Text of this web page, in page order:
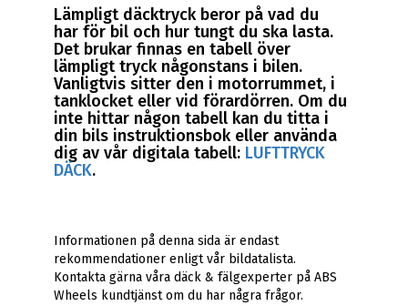
Lämpligt däcktryck beror på vad du
har för bil och hur tungt du ska lasta.
Det brukar finnas en tabell över
lämpligt tryck någonstans i bilen.
Vanligtvis sitter den i motorrummet, i
tanklocket eller vid förardörren. Om du
inte hittar någon tabell kan du titta i
din bils instruktionsbok eller använda
dig av vår digitala tabell: LUFTTRYCK
DÄCK.
Informationen på denna sida är endast
rekommendationer enligt vår bildatalista.
Kontakta gärna våra däck & fälgexperter på ABS
Wheels kundtjänst om du har några frågor.